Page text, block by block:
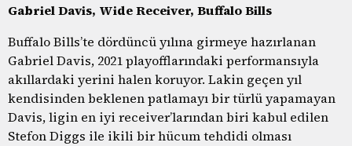
Gabriel Davis, Wide Receiver, Buffalo Bills
Buffalo Bills’te dördüncü yılına girmeye hazırlanan
Gabriel Davis, 2021 playofflarındaki performansıyla
akıllardaki yerini halen koruyor. Lakin geçen yıl
kendisinden beklenen patlamayı bir türlü yapamayan
Davis, ligin en iyi receiver’larından biri kabul edilen
Stefon Diggs ile ikili bir hücum tehdidi olması